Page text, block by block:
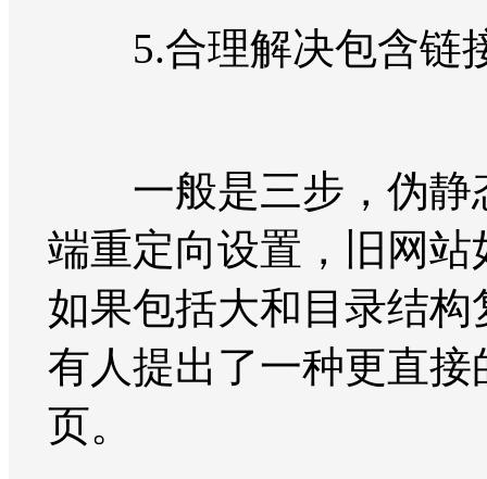
5.合理解决包含链
一般是三步，伪静
端重定向设置，旧网
如果包括大和目录结
有人提出了一种更直
页。